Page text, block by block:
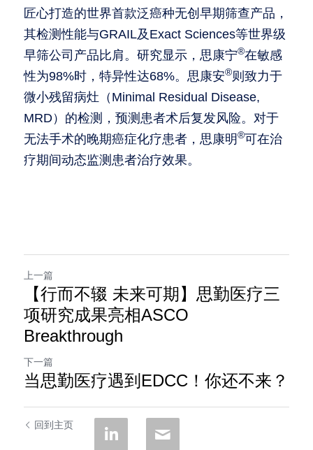
匠心打造的世界首款泛癌种无创早期筛查产品，
其检测性能与GRAIL及Exact Sciences等世界级
早筛公司产品比肩。研究显示，思康宁®在敏感
性为98%时，特异性达68%。思康安®则致力于
微小残留病灶（Minimal Residual Disease,
MRD）的检测，预测患者术后复发风险。对于
无法手术的晚期癌症化疗患者，思康明 ®可在治
疗期间动态监测患者治疗效果。
上一篇
【行而不辍 未来可期】思勤医疗三
项研究成果亮相ASCO
Breakthrough
下一篇
当思勤医疗遇到EDCC！你还不来？
回到主页